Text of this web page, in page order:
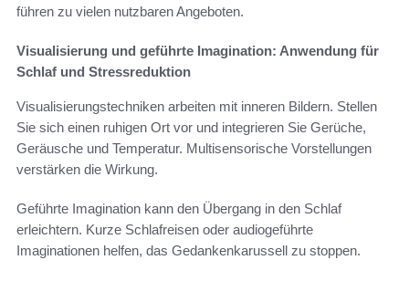
führen zu vielen nutzbaren Angeboten.
Visualisierung und geführte Imagination: Anwendung für
Schlaf und Stressreduktion
Visualisierungstechniken arbeiten mit inneren Bildern. Stellen
Sie sich einen ruhigen Ort vor und integrieren Sie Gerüche,
Geräusche und Temperatur. Multisensorische Vorstellungen
verstärken die Wirkung.
Geführte Imagination kann den Übergang in den Schlaf
erleichtern. Kurze Schlafreisen oder audiogeführte
Imaginationen helfen, das Gedankenkarussell zu stoppen.